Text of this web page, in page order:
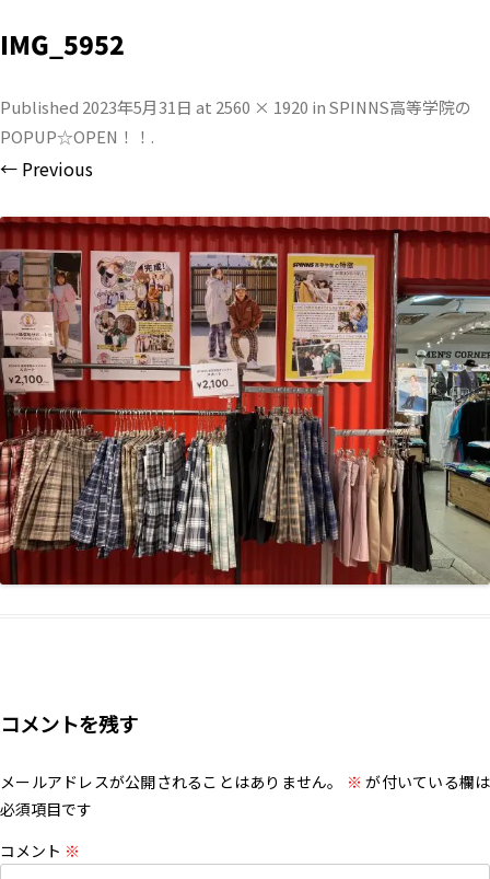
IMG_5952
Published 2023年5月31日 at 2560 × 1920 inSPINNS高等学院の
POPUP☆OPEN！！ .
← Previous
コメントを残す
メールアドレスが公開されることはありません。 ※ が付いている欄は
必須項目です
コメント ※